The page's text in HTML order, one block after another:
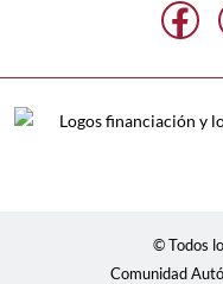
© Todos
Comunidad